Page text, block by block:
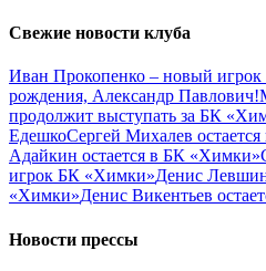
Свежие новости клуба
Иван Прокопенко – новый
рождения, Александр Павлович!
продолжит выступать за БК
ЕдешкоСергей Михалев
Адайкин остается в БК «Химки»
игрок БК «Химки»Денис
«Химки»Денис Викентьев
Новости прессы